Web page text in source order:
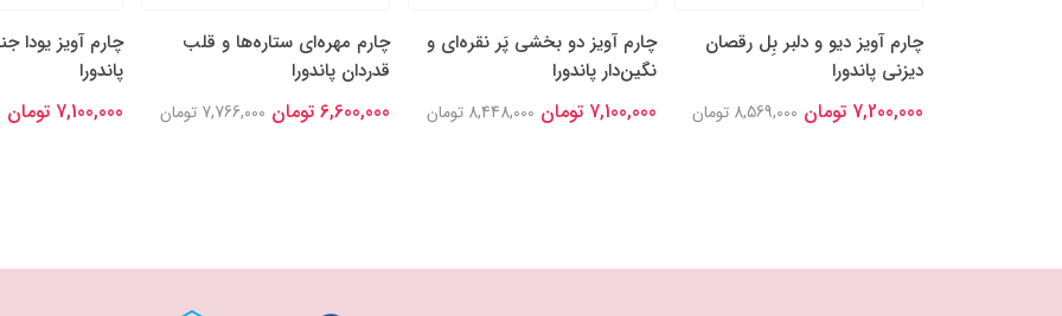
چارم آویز دیو و دلبر بِل رقصان
دیزنی پاندورا
7,200,000 تومان 8,569,000 تومان
چارم آویز دو بخشی پَر نقره‌ای و
نگین‌‌دار پاندورا
7,100,000 تومان 8,448,000 تومان
چارم مهره‌ای ستاره‌ها و قلب
قدردان پاندورا
6,600,000 تومان 7,766,000 تومان
چارم آویز یودا
پاندورا
7,100,000 تومان